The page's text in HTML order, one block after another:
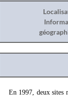
En 1997, deux sites